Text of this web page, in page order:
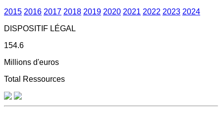
2015 2016 2017 2018 2019 2020 2021 2022 2023 2024
DISPOSITIF LÉGAL
154.6
Millions d'euros
Total Ressources